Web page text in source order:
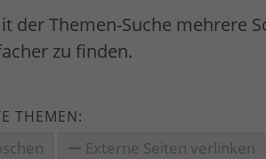
der Themen-Suche mehrere
zu finden.
THEMEN:
Externe Seiten verlinken